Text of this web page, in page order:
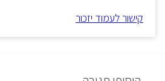
קישור לעמוד יזכור